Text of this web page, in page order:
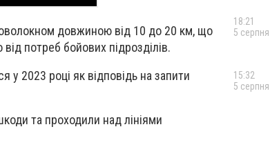
довжиною від 10 до 20 км, що
потреб бойових підрозділів.
у 2023 році як відповідь на запити
та проходили над лініями
18:21
5 серпня
15:32
5 серпня